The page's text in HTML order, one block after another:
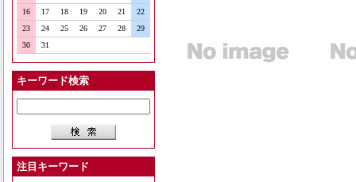
16
17 18 19 20 21
22
23
24 25 26 27 28
29
30
31
キーワード検索
注目キーワード